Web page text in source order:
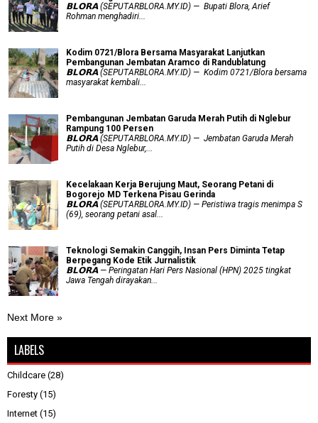
𝗕𝗟𝗢𝗥𝗔 (SEPUTARBLORA.MY.ID) — Bupati Blora, Arief
Rohman menghadiri...
Kodim 0721/Blora Bersama Masyarakat Lanjutkan
Pembangunan Jembatan Aramco di Randublatung
𝗕𝗟𝗢𝗥𝗔 (SEPUTARBLORA.MY.ID) — Kodim 0721/Blora bersama
masyarakat kembali...
Pembangunan Jembatan Garuda Merah Putih di Nglebur
Rampung 100 Persen
𝗕𝗟𝗢𝗥𝗔 (SEPUTARBLORA.MY.ID) — Jembatan Garuda Merah
Putih di Desa Nglebur,...
Kecelakaan Kerja Berujung Maut, Seorang Petani di
Bogorejo MD Terkena Pisau Gerinda
𝗕𝗟𝗢𝗥𝗔 (SEPUTARBLORA.MY.ID) — Peristiwa tragis menimpa S
(69), seorang petani asal...
Teknologi Semakin Canggih, Insan Pers Diminta Tetap
Berpegang Kode Etik Jurnalistik
𝗕𝗟𝗢𝗥𝗔 — Peringatan Hari Pers Nasional (HPN) 2025 tingkat
Jawa Tengah dirayakan...
Next More »
LABELS
Childcare (28)
Foresty (15)
Internet (15)